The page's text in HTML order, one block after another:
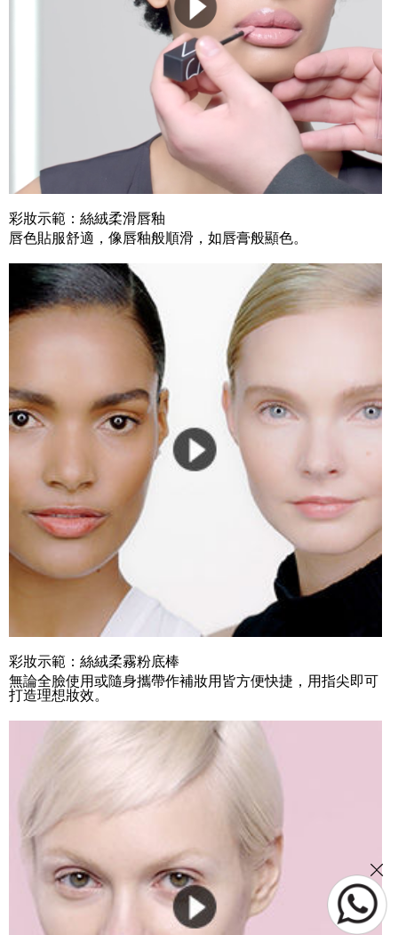
彩妝示範：絲絨柔滑唇釉
唇色貼服舒適，像唇釉般順滑，如唇膏般顯色。
彩妝示範：絲絨柔霧粉底棒
無論全臉使用或隨身攜帶作補妝用皆方便快捷，用指尖即可
打造理想妝效。